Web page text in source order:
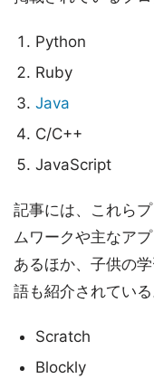
Python
Ruby
Java
C/C++
JavaScript
記事には、これら
ムワークや主なア
あるほか、子供の
語も紹介されている
Scratch
Blockly